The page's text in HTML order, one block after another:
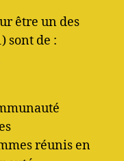
être un des
sont de :
réunis en